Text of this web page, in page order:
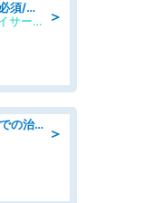
＞
「残業ほぼなし」生活相談員/資格必須/正職員/日勤のみ/デイサービス
有限会社TCSやすらぎグループ/デイサービスやすらぎ
＞
「土日祝休み」未経験OK医療機関での治験コーディネーターのお仕事